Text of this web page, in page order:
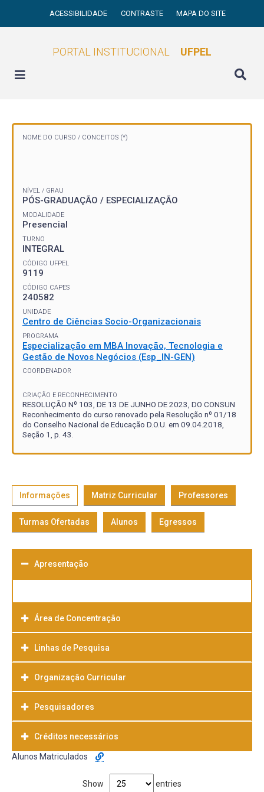
ACESSIBILIDADE CONTRASTE MAPA DO SITE
PORTAL INSTITUCIONAL UFPEL
NOME DO CURSO / CONCEITOS (*)
NÍVEL / GRAU
PÓS-GRADUAÇÃO / ESPECIALIZAÇÃO
MODALIDADE
Presencial
TURNO
INTEGRAL
CÓDIGO UFPEL
9119
CÓDIGO CAPES
240582
UNIDADE
Centro de Ciências Socio-Organizacionais
PROGRAMA
Especialização em MBA Inovação, Tecnologia e
Gestão de Novos Negócios (Esp_IN-GEN)
COORDENADOR
CRIAÇÃO E RECONHECIMENTO
RESOLUÇÃO Nº 103, DE 13 DE JUNHO DE 2023, DO CONSUN
Reconhecimento do curso renovado pela Resolução nº 01/18
do Conselho Nacional de Educação D.O.U. em 09.04.2018,
Seção 1, p. 43.
Informações Matriz Curricular Professores
Turmas Ofertadas Alunos Egressos
Apresentação
Área de Concentração
Linhas de Pesquisa
Organização Curricular
Pesquisadores
Créditos necessários
Alunos Matriculados
Show entries